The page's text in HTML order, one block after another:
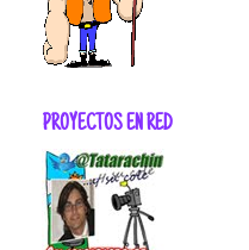
PROYECTOS EN RED